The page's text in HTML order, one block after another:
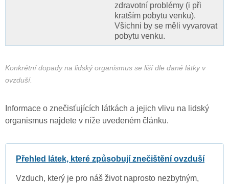
zdravotní problémy (i při
kratším pobytu venku).
Všichni by se měli vyvarovat
pobytu venku.
Konkrétní dopady na lidský organismus se liší dle dané látky v
ovzduší.
Informace o znečisťujících látkách a jejich vlivu na lidský
organismus najdete v níže uvedeném článku.
Přehled látek, které způsobují znečištění ovzduší
Vzduch, který je pro náš život naprosto nezbytným,